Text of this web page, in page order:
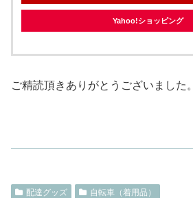
Yahoo!ショッピング
ご精読頂きありがとうございました。
配達グッズ 自転車（着用品）